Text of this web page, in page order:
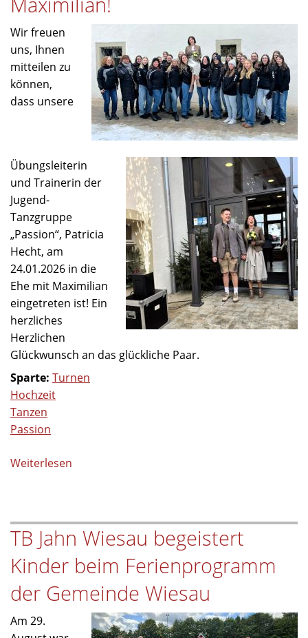
Wir freuen
uns, Ihnen
mitteilen zu
können,
dass unsere
Übungsleiterin
und Trainerin der
Jugend-
Tanzgruppe
„Passion“, Patricia
Hecht, am
24.01.2026 in die
Ehe mit Maximilian
eingetreten ist! Ein
herzliches
Herzlichen
Glückwunsch an das glückliche Paar.
Sparte: Turnen
Hochzeit
Tanzen
Passion
Weiterlesen
Herzlichen
Glückwunsch
Pady
Maximilian!
TB Jahn Wiesau begeistert
Kinder beim Ferienprogramm
der Gemeinde Wiesau
Am 29.